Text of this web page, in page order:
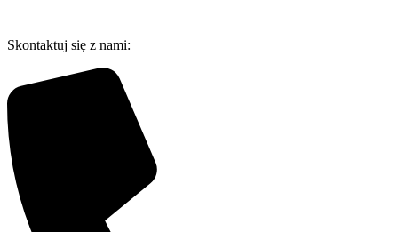
treści
Skontaktuj się z nami: